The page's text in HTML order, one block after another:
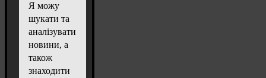
Я можу
шукати та
аналізувати
новини, а
також
знаходити